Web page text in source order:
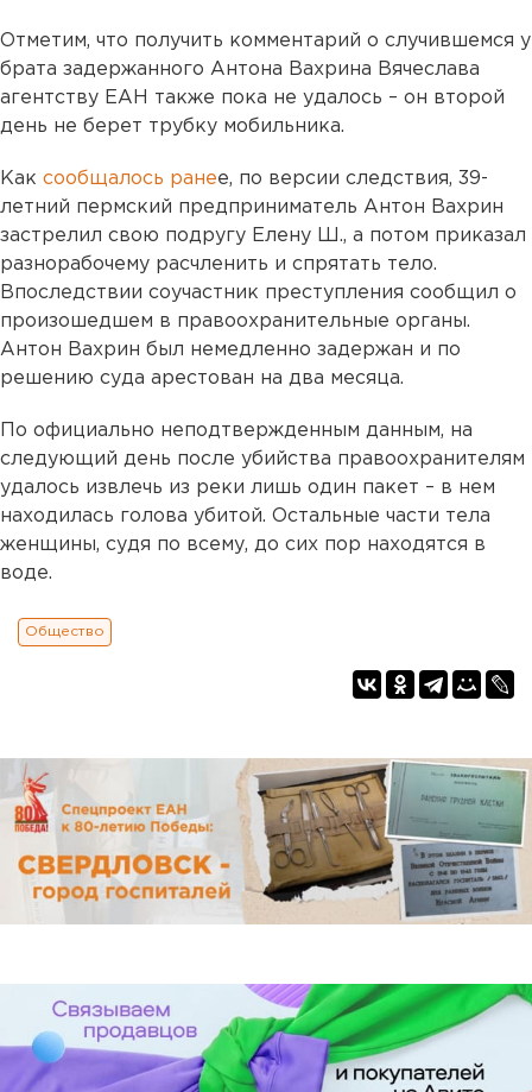
Отметим, что получить комментарий о случившемся у
брата задержанного Антона Вахрина Вячеслава
агентству ЕАН также пока не удалось – он второй
день не берет трубку мобильника.
Как сообщалось ранее, по версии следствия, 39-
летний пермский предприниматель Антон Вахрин
застрелил свою подругу Елену Ш., а потом приказал
разнорабочему расчленить и спрятать тело.
Впоследствии соучастник преступления сообщил о
произошедшем в правоохранительные органы.
Антон Вахрин был немедленно задержан и по
решению суда арестован на два месяца.
По официально неподтвержденным данным, на
следующий день после убийства правоохранителям
удалось извлечь из реки лишь один пакет – в нем
находилась голова убитой. Остальные части тела
женщины, судя по всему, до сих пор находятся в
воде.
Общество